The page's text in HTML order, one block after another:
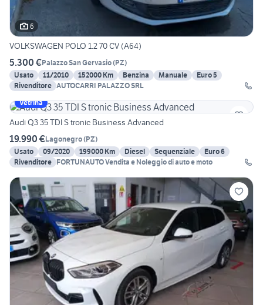
6
VOLKSWAGEN POLO 1.2 70 CV (A64)
5.300 €Palazzo San Gervasio(PZ)
Usato
11/2010 152000 Km Benzina Manuale
Euro 5
Rivenditore AUTOCARRI PALAZZO SRL
Vetrina
Audi Q3 35 TDI S tronic Business Advanced
19.990 €Lagonegro(PZ)
Usato
09/2020 199000 Km Diesel Sequenziale
Euro 6
Rivenditore FORTUNAUTO Vendita e Noleggio di auto e moto